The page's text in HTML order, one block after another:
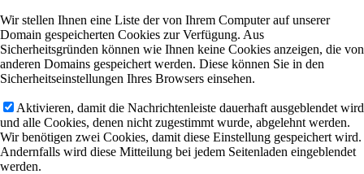
Wir stellen Ihnen eine Liste der von Ihrem Computer auf unserer
Domain gespeicherten Cookies zur Verfügung. Aus
Sicherheitsgründen können wie Ihnen keine Cookies anzeigen, die von
anderen Domains gespeichert werden. Diese können Sie in den
Sicherheitseinstellungen Ihres Browsers einsehen.
Aktivieren, damit die Nachrichtenleiste dauerhaft ausgeblendet wird
und alle Cookies, denen nicht zugestimmt wurde, abgelehnt werden.
Wir benötigen zwei Cookies, damit diese Einstellung gespeichert wird.
Andernfalls wird diese Mitteilung bei jedem Seitenladen eingeblendet
werden.